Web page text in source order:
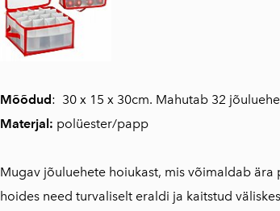
Mõõdud: 30 x 15 x 30cm. Mahutab 32
Materjal: polüester/papp
Mugav jõuluehete hoiukast, mis võimaldab
hoides need turvaliselt eraldi ja kaitstud